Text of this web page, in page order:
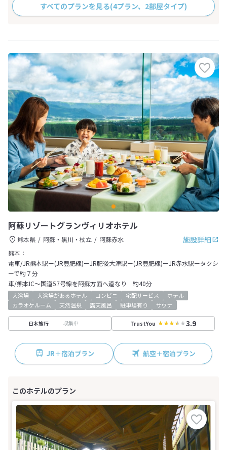
すべてのプランを見る(4プラン、2部屋タイプ)
阿蘇リゾートグランヴィリオホテル
施設詳細
熊本県 阿蘇・黒川・杖立
阿蘇赤水
熊本：
電車/JR熊本駅ー(JR豊肥線)ーJR肥後大津駅ー(JR豊肥線)ーJR赤水駅ータクシ
ーで約７分
車/熊本IC～国道57号線を阿蘇方面へ道なり 約40分
大浴場 大浴場があるホテル コンビニ 宅配サービス
ホテル
カラオケルーム
天然温泉 露天風呂 駐車場有り サウナ
日本旅行 収集中 TrustYou 3.9
JR＋宿泊プラン 航空＋宿泊プラン